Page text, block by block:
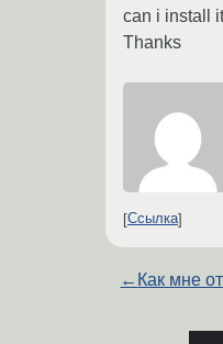
can i install
Thanks
Ссылка
← Как мне